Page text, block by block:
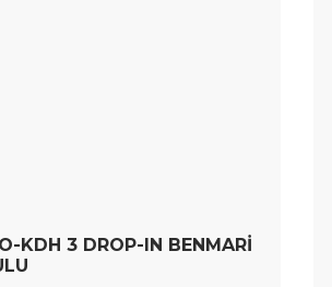
KDH 3 DROP-IN BENMARİ